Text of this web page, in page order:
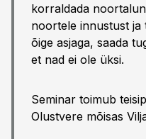
korraldada
noortele innustust ja
õige asjaga, saada
et nad ei ole üksi.
Seminar toimub
Olustvere mõisas